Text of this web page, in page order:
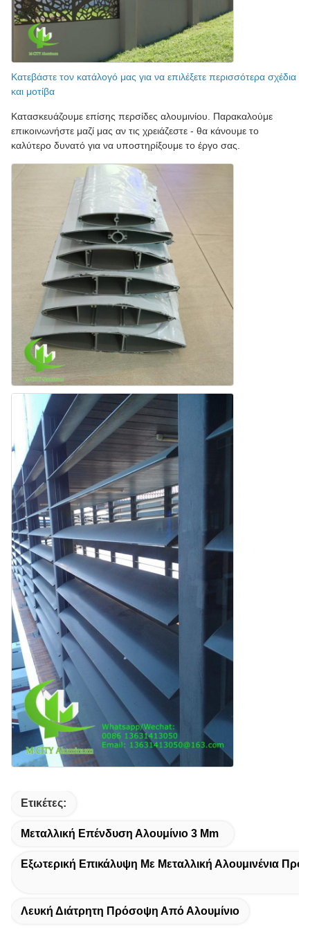
Κατεβάστε τον κατάλογό μας για να επιλέξετε περισσότερα σχέδια
και μοτίβα
Κατασκευάζουμε επίσης περσίδες αλουμινίου. Παρακαλούμε
επικοινωνήστε μαζί μας αν τις χρειάζεστε - θα κάνουμε το
καλύτερο δυνατό για να υποστηρίξουμε το έργο σας.
Ετικέτες:
Μεταλλική Επένδυση Αλουμίνιο 3 Mm
Εξωτερική Επικάλυψη Με Μεταλλική Αλουμινένια
Λευκή Διάτρητη Πρόσοψη Από Αλουμίνιο